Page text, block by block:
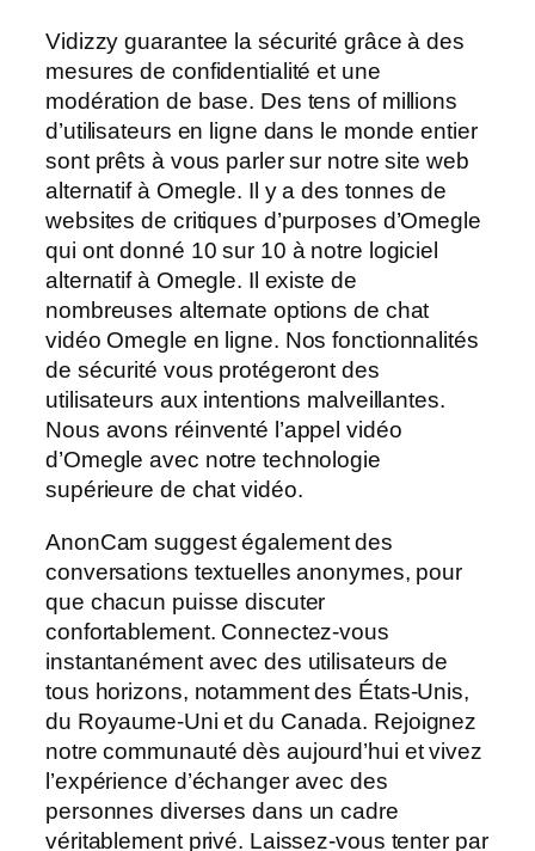
Vidizzy guarantee la sécurité grâce à des
mesures de confidentialité et une
modération de base. Des tens of millions
d’utilisateurs en ligne dans le monde entier
sont prêts à vous parler sur notre site web
alternatif à Omegle. Il y a des tonnes de
websites de critiques d’purposes d’Omegle
qui ont donné 10 sur 10 à notre logiciel
alternatif à Omegle. Il existe de
nombreuses alternate options de chat
vidéo Omegle en ligne. Nos fonctionnalités
de sécurité vous protégeront des
utilisateurs aux intentions malveillantes.
Nous avons réinventé l’appel vidéo
d’Omegle avec notre technologie
supérieure de chat vidéo.
AnonCam suggest également des
conversations textuelles anonymes, pour
que chacun puisse discuter
confortablement. Connectez-vous
instantanément avec des utilisateurs de
tous horizons, notamment des États-Unis,
du Royaume-Uni et du Canada. Rejoignez
notre communauté dès aujourd’hui et vivez
l’expérience d’échanger avec des
personnes diverses dans un cadre
véritablement privé. Laissez-vous tenter par